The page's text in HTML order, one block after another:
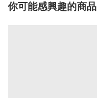
你可能感興趣的商品